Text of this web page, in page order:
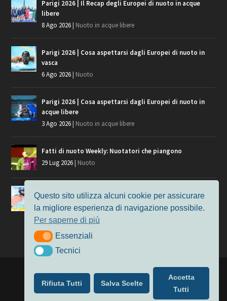
Parigi 2026 | Il Recap degli Europei di nuoto in acque
libere
8 Ago 2026 Nuoto in acque libere
Parigi 2026 | Cosa aspettarsi dagli Europei di nuoto in
vasca
6 Ago 2026 Nuoto
Parigi 2026 | Cosa aspettarsi dagli Europei di nuoto in
acque libere
3 Ago 2026 Nuoto in acque libere
Fatti di nuoto Weekly: Nuotatori che piangono
29 Lug 2026 Nuoto
Giochi del Mediterraneo, i convocati del nuoto per
Taranto 2026
9 Lug 2026
Nuoto
| Alimentato da
Nuoto
MasterS Podcast Il Nuoto in Cifre
Privacy & Cookie Policy
Questo sito utilizza alcuni cookie per assicurare
la migliore esperienza di navigazione possibile.
Per saperne di più
EssenzialiEssenziali
TecniciTecnici
Rifiuta Tutti Salva Scelte
Accetta
Tutti